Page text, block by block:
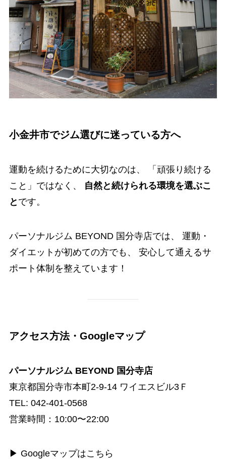
小金井市でジム選びに迷っている方へ
運動を続けるために大切なのは、 「頑張り続ける
こと」ではなく、
自然と続けられる環境を選ぶこ
と です。
パーソナルジム BEYOND 国分寺店では、 運動・
ダイエットが初めての方でも、 安心して通えるサ
ポート体制を整えています！
アクセス方法・Googleマップ
パーソナルジム BEYOND 国分寺店
東京都国分寺市本町2-9-14 ワイエスビル3Ｆ
TEL: 042-401-0568
営業時間：10:00〜22:00
▶ Googleマップはこちら